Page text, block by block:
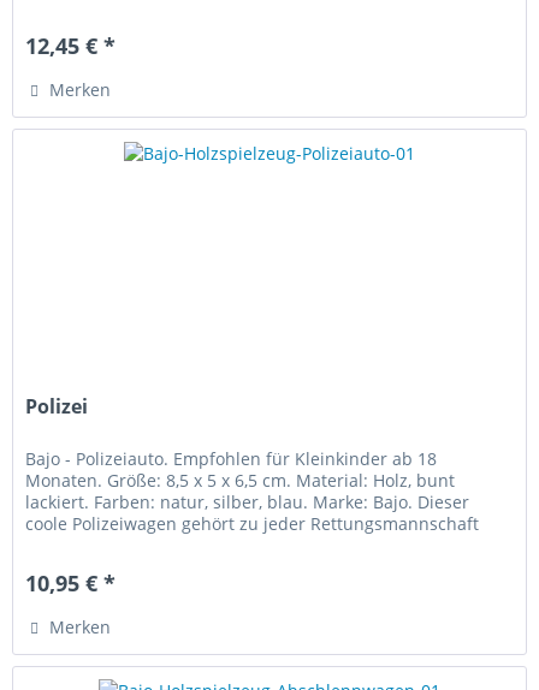
12,45 € *
Merken
Polizei
Bajo - Polizeiauto. Empfohlen für Kleinkinder ab 18
Monaten. Größe: 8,5 x 5 x 6,5 cm. Material: Holz, bunt
lackiert. Farben: natur, silber, blau. Marke: Bajo. Dieser
coole Polizeiwagen gehört zu jeder Rettungsmannschaft
10,95 € *
Merken